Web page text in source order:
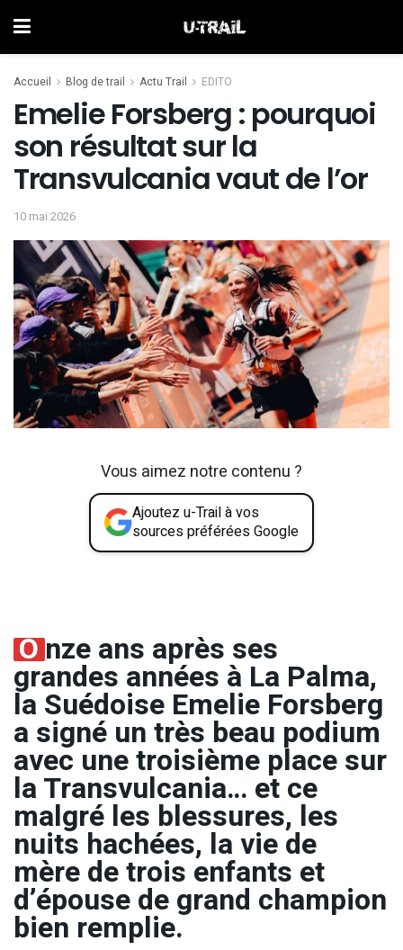
Accueil Blog de trail Actu Trail EDITO
Emelie Forsberg : pourquoi
son résultat sur la
Transvulcania vaut de l’or
10 mai 2026
Vous aimez notre contenu ?
Ajoutez u-Trail à vos
sources préférées Google
Onze ans après ses
grandes années à La Palma,
la Suédoise Emelie Forsberg
a signé un très beau podium
avec une troisième place sur
la Transvulcania… et ce
malgré les blessures, les
nuits hachées, la vie de
mère de trois enfants et
d’épouse de grand champion
bien remplie.